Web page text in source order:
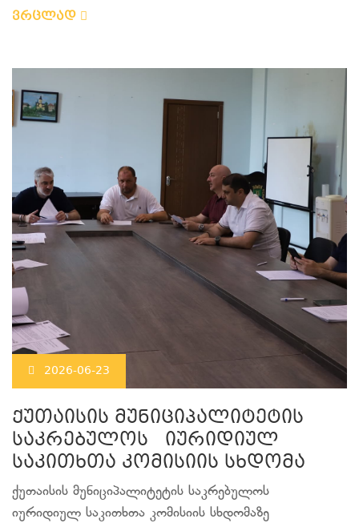
ვრცლად
2026-06-23
ქუთაისის მუნიციპალიტეტის
საკრებულოს იურიდიულ
საკითხთა კომისიის სხდომა
ქუთაისის მუნიციპალიტეტის საკრებულოს
იურიდიულ საკითხთა კომისიის სხდომაზე